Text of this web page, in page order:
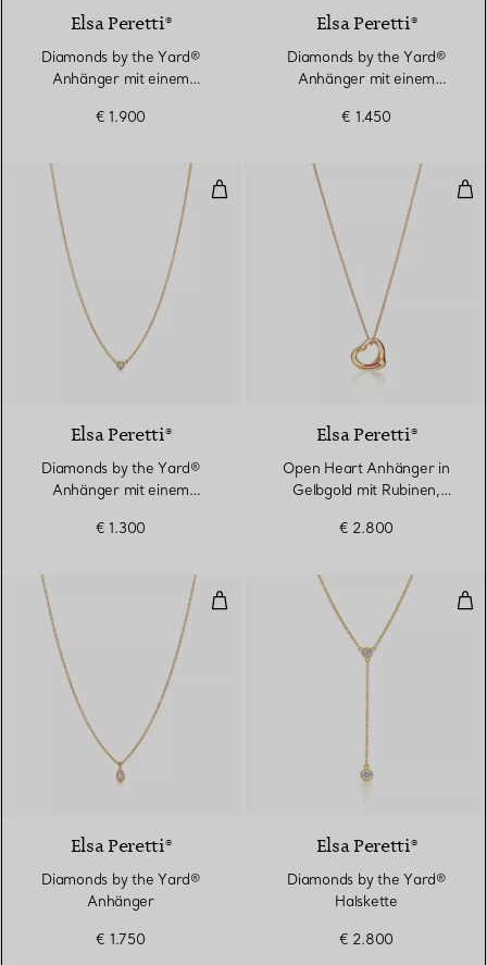
Elsa Peretti®
Diamonds by the Yard®
Anhänger mit einem
€ 1.900
Elsa Peretti®
Diamonds by the Yard®
Anhänger mit einem
€ 1.450
Diamonds by the Yard®
2 Materialien
Elsa Peretti®
Diamonds by the Yard®
Anhänger mit einem
€ 1.300
Elsa Peretti®
Open Heart Anhänger in
Gelbgold mit Rubinen,
€ 2.800
Diamonds by the Yard®
2 Materialien
Elsa Peretti®
Diamonds by the Yard®
Anhänger
€ 1.750
Elsa Peretti®
Diamonds by the Yard®
Halskette
€ 2.800